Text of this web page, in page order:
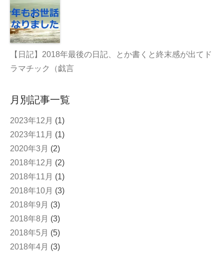
【日記】2018年最後の日記、とか書くと終末感が出てド
ラマチック（戯言
月別記事一覧
2023年12月 (1)
2023年11月 (1)
2020年3月 (2)
2018年12月 (2)
2018年11月 (1)
2018年10月 (3)
2018年9月 (3)
2018年8月 (3)
2018年5月 (5)
2018年4月 (3)